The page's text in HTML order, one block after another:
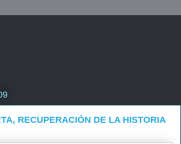
RECUPERACIÓN DE LA HISTORIA